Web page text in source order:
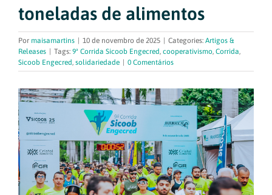
toneladas de alimentos
Por maisamartins 10 de novembro de 2025 Categories: Artigos &
Releases
Tags: 9ª Corrida Sicoob Engecred, cooperativismo, Corrida,
Sicoob Engecred, solidariedade 0 Comentários